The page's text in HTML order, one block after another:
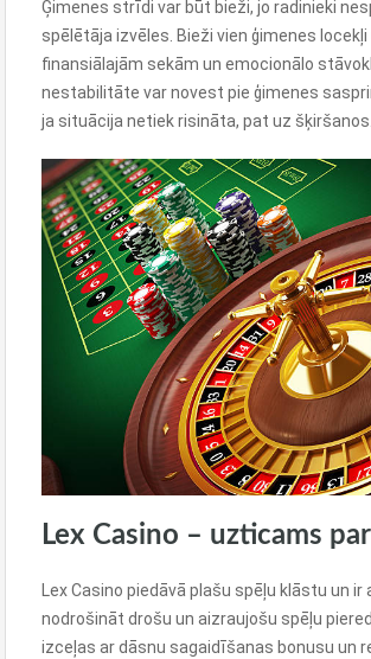
Ģimenes strīdi var būt bieži, jo radinieki
spēlētāja izvēles. Bieži vien ģimenes
finansiālajām sekām un emocionālo
nestabilitāte var novest pie ģimenes
ja situācija netiek risināta, pat uz šķiršanos.
Lex Casino – uzticams
Lex Casino piedāvā plašu spēļu klāstu un ir
nodrošināt drošu un aizraujošu spēļu
izceļas ar dāsnu sagaidīšanas bonusu un